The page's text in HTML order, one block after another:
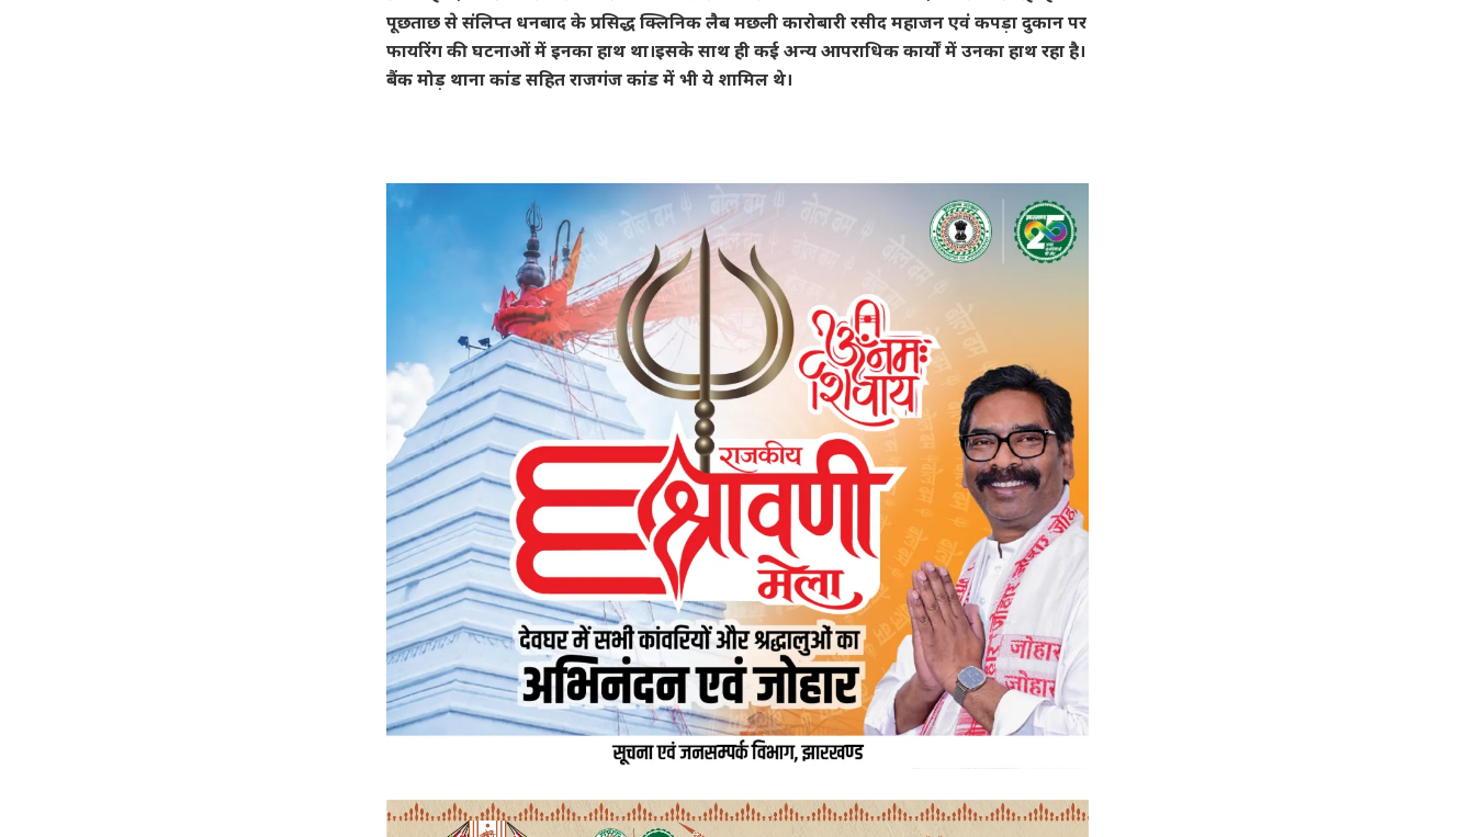
पूछताछ से संलिप्त धनबाद के प्रसिद्ध क्लिनिक लैब मछली कारोबारी रसीद महाजन एवं कपड़ा दुकान पर
फायरिंग की घटनाओं में इनका हाथ था।इसके साथ ही कई अन्य आपराधिक कार्यों में उनका हाथ रहा है।
बैंक मोड़ थाना कांड सहित राजगंज कांड में भी ये शामिल थे।